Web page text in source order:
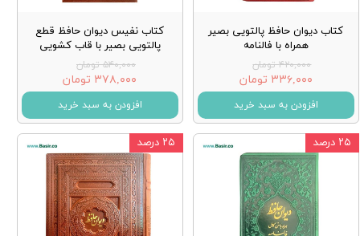
کتاب دیوان حافظ پالتویی بصیر
همراه با فالنامه
۴۲۰,۰۰۰ تومان
۳۳۶,۰۰۰ تومان
افزودن به سبد خرید
کتاب نفیس دیوان حافظ قطع
پالتویی بصیر با قاب کشویی
۵۴۰,۰۰۰ تومان
۳۷۸,۰۰۰ تومان
افزودن به سبد خرید
۲۵ درصد ۲۵ درصد